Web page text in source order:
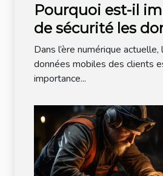
Pourquoi est-il
de sécurité les
mobiles de vos
Dans l’ère numérique
données mobiles des clients
importance...